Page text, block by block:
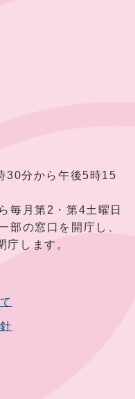
30分から午後5時15
2・第4土曜日
部の窓口を開庁し、
庁します。